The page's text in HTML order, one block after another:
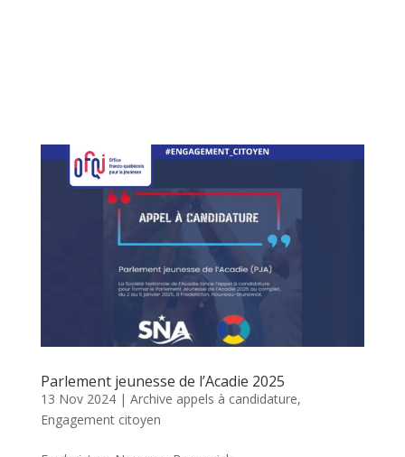
Parlement jeunesse de l’Acadie 2025
13 Nov 2024| Archive appels à candidature,
Engagement citoyen